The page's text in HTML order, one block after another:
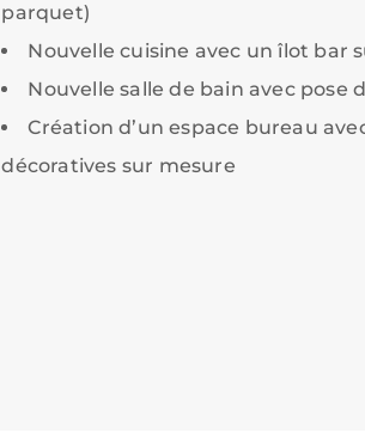
parquet)
Nouvelle cuisine avec un îlot bar
Nouvelle salle de bain avec pose
Création d’un espace bureau
décoratives sur mesure